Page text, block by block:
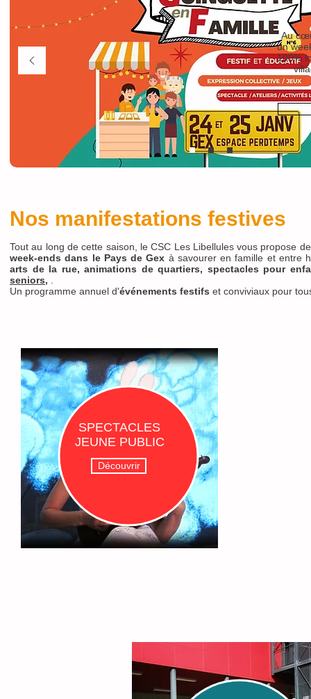
Au
un
100%
Nos manifestations festives
Tout au long de cette saison, le CSC Les Libellules vous propose
week-ends dans le Pays de Gex à savourer en famille et entre
arts de la rue, animations de quartiers, spectacles pour
seniors,
Un programme annuel d'événements festifs et conviviaux pour
SPECTACLES
JEUNE PUBLIC
Découvrir